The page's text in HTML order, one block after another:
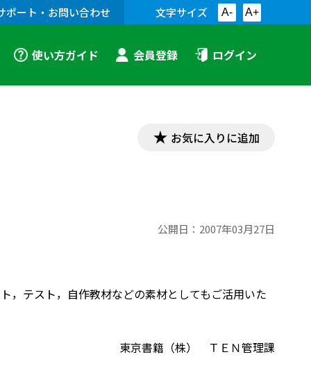
ポート・お問い合わせ 文字サイズ A- A+
使い方ガイド 会員登録 ログイン
お気に入りに追加
公開日： 2007年03月27日
，テスト，自作教材などの素材としてもご活用いた
東京書籍（株） ＴＥＮ管理課